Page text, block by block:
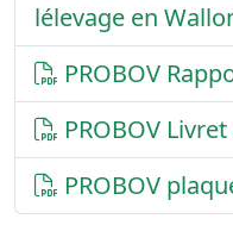
lélevage en
PROBOV
PROBOV
PROBOV